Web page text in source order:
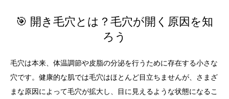
🎯 開き毛穴とは？毛穴が開く原因を知
ろう
毛穴は本来、体温調節や皮脂の分泌を行うために存在する小さな
穴です。健康的な肌では毛穴はほとんど目立ちませんが、さまざ
まな原因によって毛穴が拡大し、目に見えるような状態になるこ